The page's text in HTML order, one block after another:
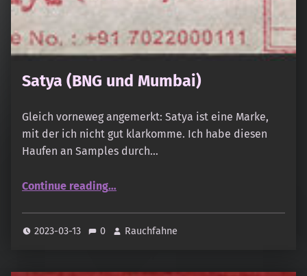
Satya (BNG und Mumbai)
Gleich vorneweg angemerkt: Satya ist eine Marke,
mit der ich nicht gut klarkomme. Ich habe diesen
Haufen an Samples durch…
Continue reading…
2023-03-13 0 Rauchfahne